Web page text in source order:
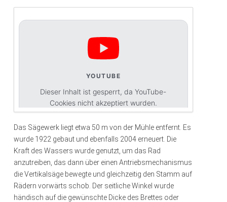
YOUTUBE
Dieser Inhalt ist gesperrt, da YouTube-
Cookies nicht akzeptiert wurden.
Cookies akzeptieren
Das Sägewerk liegt etwa 50 m von der Mühle entfernt. Es
wurde 1922 gebaut und ebenfalls 2004 erneuert. Die
Kraft des Wassers wurde genutzt, um das Rad
anzutreiben, das dann über einen Antriebsmechanismus
die Vertikalsäge bewegte und gleichzeitig den Stamm auf
Rädern vorwärts schob. Der seitliche Winkel wurde
händisch auf die gewünschte Dicke des Brettes oder